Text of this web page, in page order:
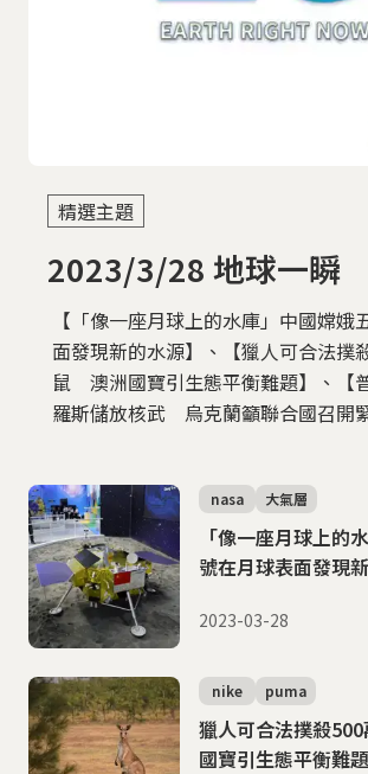
2023/3/28 地球一瞬
【「像一座月球上的水庫」中國嫦娥
面發現新的水源】、【獵人可合法撲
鼠 澳洲國寶引生態平衡難題】、【
羅斯儲放核武 烏克蘭籲聯合國召開
「像一座月球上的
號在月球表面發現
nasa 大氣層
2023-03-28
獵人可合法撲殺
國寶引生態平衡難題
nike puma